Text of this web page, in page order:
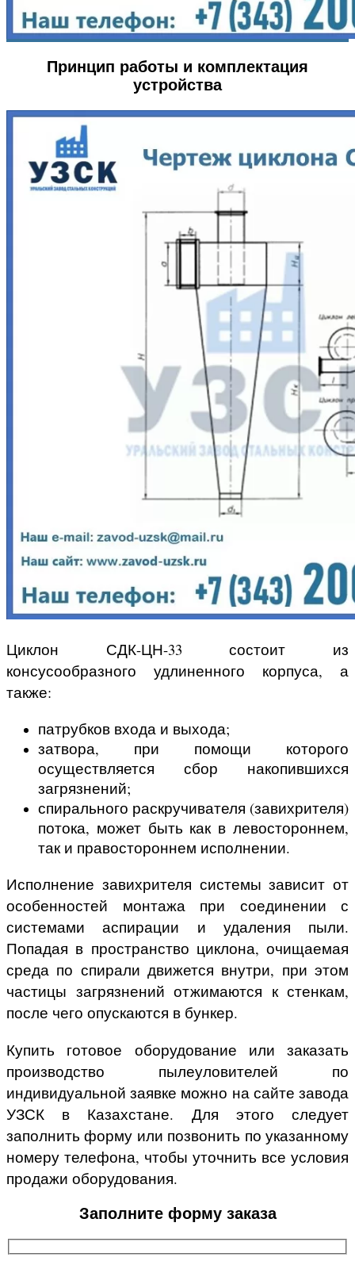
Принцип работы и комплектация
устройства
Циклон СДК-ЦН-33 состоит из
консусообразного удлиненного корпуса, а
также:
патрубков входа и выхода;
затвора, при помощи которого
осуществляется сбор накопившихся
загрязнений;
спирального раскручивателя (завихрителя)
потока, может быть как в левостороннем,
так и правостороннем исполнении.
Исполнение завихрителя системы зависит от
особенностей монтажа при соединении с
системами аспирации и удаления пыли.
Попадая в пространство циклона, очищаемая
среда по спирали движется внутри, при этом
частицы загрязнений отжимаются к стенкам,
после чего опускаются в бункер.
Купить готовое оборудование или заказать
производство пылеуловителей по
индивидуальной заявке можно на сайте завода
УЗСК в Казахстане. Для этого следует
заполнить форму или позвонить по указанному
номеру телефона, чтобы уточнить все условия
продажи оборудования.
Заполните форму заказа